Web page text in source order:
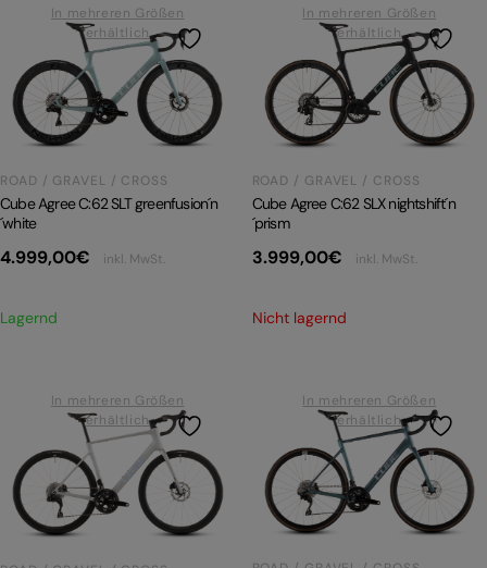
In mehreren Größen
erhältlich
ROAD / GRAVEL / CROSS
Cube Agree C:62 SLT greenfusion´n
´white
4.999,00€ inkl. MwSt.
Lagernd
In mehreren Größen
erhältlich
ROAD / GRAVEL / CROSS
Cube Agree C:62 SLX nightshift´n
´prism
3.999,00€ inkl. MwSt.
Nicht lagernd
In mehreren Größen
erhältlich
In mehreren Größen
erhältlich